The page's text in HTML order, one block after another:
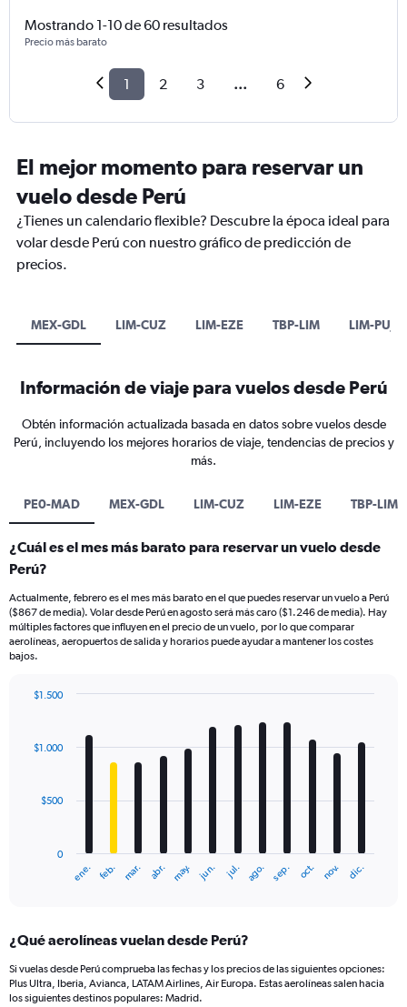
Mostrando 1-10 de 60 resultados
Precio más barato
1 2 3 ... 6
El mejor momento para reservar un
vuelo desde Perú
¿Tienes un calendario flexible? Descubre la época ideal para
volar desde Perú con nuestro gráfico de predicción de
precios.
MEX-GDL LIM-CUZ LIM-EZE TBP-LIM LIM-PUJ
Información de viaje para vuelos desde Perú
Obtén información actualizada basada en datos sobre vuelos desde
Perú, incluyendo los mejores horarios de viaje, tendencias de precios y
más.
PE0-MAD MEX-GDL LIM-CUZ LIM-EZE TBP-LIM
¿Cuál es el mes más barato para reservar un vuelo desde
Perú?
Actualmente, febrero es el mes más barato en el que puedes reservar un vuelo a Perú
($867 de media). Volar desde Perú en agosto será más caro ($1.246 de media). Hay
múltiples factores que influyen en el precio de un vuelo, por lo que comparar
aerolíneas, aeropuertos de salida y horarios puede ayudar a mantener los costes
bajos.
with
12
The
Range:
12
categories.
The
ene. feb. mar. abr. may. jun. jul. ago. sep. oct. nov. dic.
0
$500
$1.000
$1.500
¿Qué aerolíneas vuelan desde Perú?
Si vuelas desde Perú comprueba las fechas y los precios de las siguientes opciones:
Plus Ultra, Iberia, Avianca, LATAM Airlines, Air Europa. Estas aerolíneas salen hacia
los siguientes destinos populares: Madrid.